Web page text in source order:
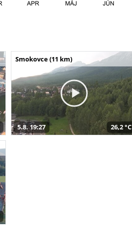
Smokovce (11 km)
5.8. 19:27 26,2 °C